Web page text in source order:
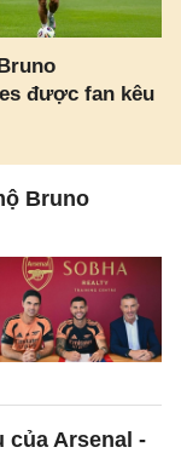
được fan kêu
Bruno
của Arsenal -